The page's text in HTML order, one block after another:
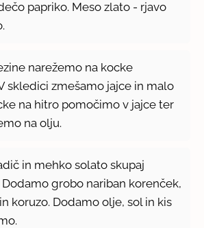
papriko. Meso zlato - rjavo
narežemo na kocke
skledici zmešamo jajce in malo
na hitro pomočimo v jajce ter
na olju.
in mehko solato skupaj
grobo nariban korenček,
koruzo. Dodamo olje, sol in kis